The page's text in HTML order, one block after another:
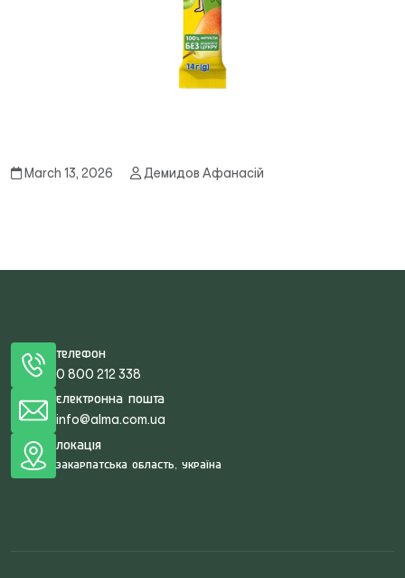
March 13, 2026 Демидов Афанасій
Телефон
0 800 212 338
Електронна пошта
info@alma.com.ua
Локація
Закарпатська область, Україна